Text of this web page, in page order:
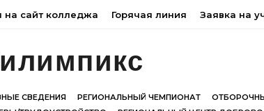
на сайт колледжа Горячая линия Заявка на
СВЕДЕНИЯ РЕГИОНАЛЬНЫЙ ЧЕМПИОНАТ